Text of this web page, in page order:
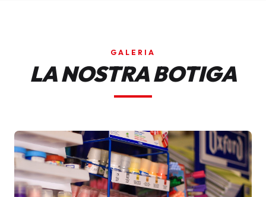
GALERIA
LA NOSTRA BOTIGA